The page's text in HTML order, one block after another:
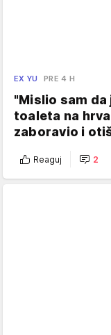
EX YU PRE 4 H
"Mislio sam da
toaleta na
zaboravio i
Reaguj 2